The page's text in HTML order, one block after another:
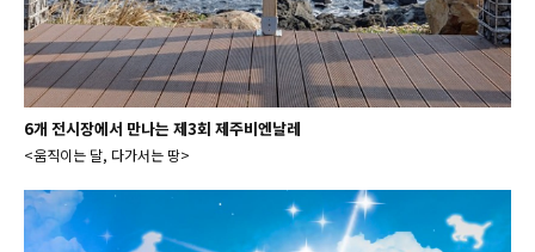
6개 전시장에서 만나는 제3회 제주비엔날레
<움직이는 달, 다가서는 땅>